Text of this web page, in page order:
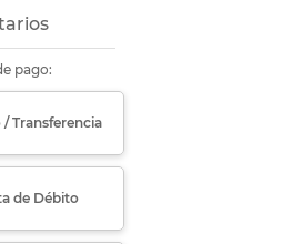
pago:
Transferencia
de Débito